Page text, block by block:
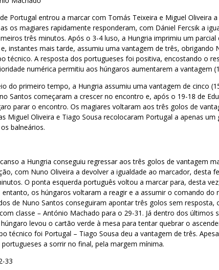
Portugal entrou a marcar com Tomás Teixeira e Miguel Oliveira
os magiares rapidamente responderam, com Dániel Fercsik a
três minutos. Após o 3-4 luso, a Hungria imprimiu um parcial
instantes mais tarde, assumiu uma vantagem de três, obrigando
técnico. A resposta dos portugueses foi positiva, encostando o
numérica permitiu aos húngaros aumentarem a vantagem
do primeiro tempo, a Hungria assumiu uma vantagem de cinco
Santos começaram a crescer no encontro e, após o 19-18 de
parar o encontro. Os magiares voltaram aos três golos de
Miguel Oliveira e Tiago Sousa recolocaram Portugal a apenas
balneários.
a Hungria conseguiu regressar aos três golos de vantagem
com Nuno Oliveira a devolver a igualdade ao marcador, desta
O ponta esquerda português voltou a marcar para, desta
os húngaros voltaram a reagir e a assumir o comando do
de Nuno Santos conseguiram apontar três golos sem resposta,
classe – António Machado para o 29-31. Já dentro dos últimos
levou o cartão verde à mesa para tentar quebrar o
técnico foi Portugal – Tiago Sousa deu a vantagem de três.
a sorrir no final, pela margem mínima.
33